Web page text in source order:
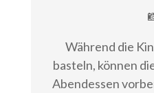
Während die
basteln, können
Abendessen